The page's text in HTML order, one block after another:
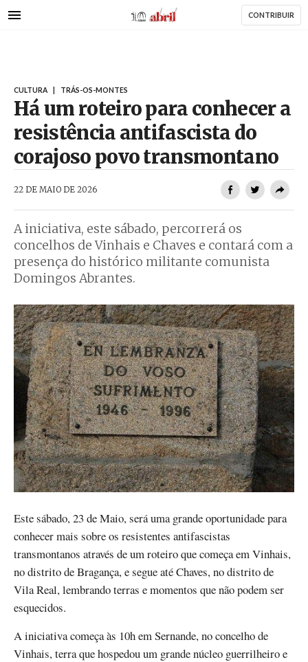
para
AbrilAbril CONTRIBUIR
CULTURA TRÁS-OS-MONTES
Há um roteiro para conhecer a
resistência antifascista do
corajoso povo transmontano
22 DE MAIO DE 2026
A iniciativa, este sábado, percorrerá os
concelhos de Vinhais e Chaves e contará com a
presença do histórico militante comunista
Domingos Abrantes.
Este sábado, 23 de Maio, será uma grande oportunidade para
conhecer mais sobre os resistentes antifascistas
transmontanos através de um roteiro que começa em Vinhais,
no distrito de Bragança, e segue até Chaves, no distrito de
Vila Real, lembrando terras e momentos que não podem ser
esquecidos.
A iniciativa começa às 10h em Sernande, no concelho de
Vinhais, terra que hospedou um grande núcleo guerrilheiro e